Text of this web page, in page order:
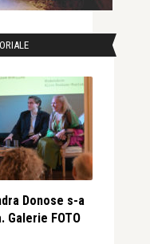
Donose s-a
Galerie FOTO